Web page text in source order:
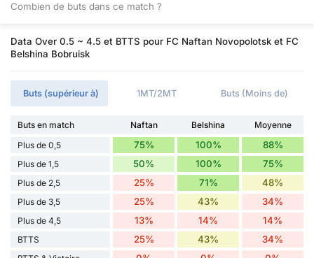
Combien de buts dans ce match ?
Data Over 0.5 ~ 4.5 et BTTS pour FC Naftan Novopolotsk et FC
Belshina Bobruisk
Buts (supérieur à) 1MT/2MT Buts (Moins de)
Buts en match Naftan Belshina
Moyenne
Plus de 0,5
75% 100% 88%
Plus de 1,5 50% 100% 75%
Plus de 2,5 25% 71% 48%
Plus de 3,5 25% 43% 34%
Plus de 4,5 13% 14% 14%
BTTS 25% 43% 34%